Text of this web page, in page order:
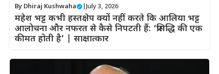
By Dhiraj Kushwaha |July 3, 2026
महेश भट्ट कभी हस्तक्षेप क्यों नहीं करते कि आलिया भट्ट
आलोचना और नफरत से कैसे निपटती हैं: ‘प्रसिद्धि की एक
कीमत होती है’ | साक्षात्कार